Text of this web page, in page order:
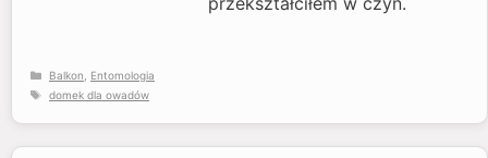
Kategorie
Balkon
Entomologia
Tagi
domek dla owadów